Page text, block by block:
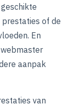
of de
En
aanpak
van